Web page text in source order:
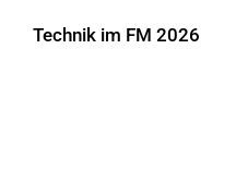
Technik im FM 2026